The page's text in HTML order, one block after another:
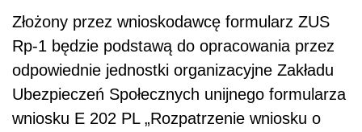
Złożony przez wnioskodawcę formularz ZUS
Rp-1 będzie podstawą do opracowania przez
odpowiednie jednostki organizacyjne Zakładu
Ubezpieczeń Społecznych unijnego formularza
wniosku E 202 PL „Rozpatrzenie wniosku o